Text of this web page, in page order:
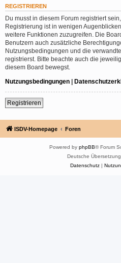
REGISTRIEREN
Du musst in diesem Forum registriert
Registrierung ist in wenigen
weitere Funktionen zuzugreifen. Die
Benutzern auch zusätzliche
Nutzungsbedingungen und die
registrierst. Bitte beachte auch die
diesem Board bewegst.
Nutzungsbedingungen |
Registrieren
ISDV-Homepage Foren
Powered by phpBB® Forum
Deutsche
Datenschutz|